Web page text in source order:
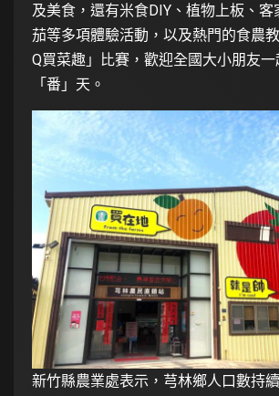
及美食，還有米食DIY、植物上板、客
茄等多項體驗活動，以及熱門的食農
Q買菜趣」比賽，歡迎全國大小朋友
「番」天。
新竹縣農業處表示，芎林鄉人口數持